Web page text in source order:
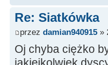
Re: Siatkówka
przez damian940915 »
Oj chyba ciężko
jakiejkolwiek